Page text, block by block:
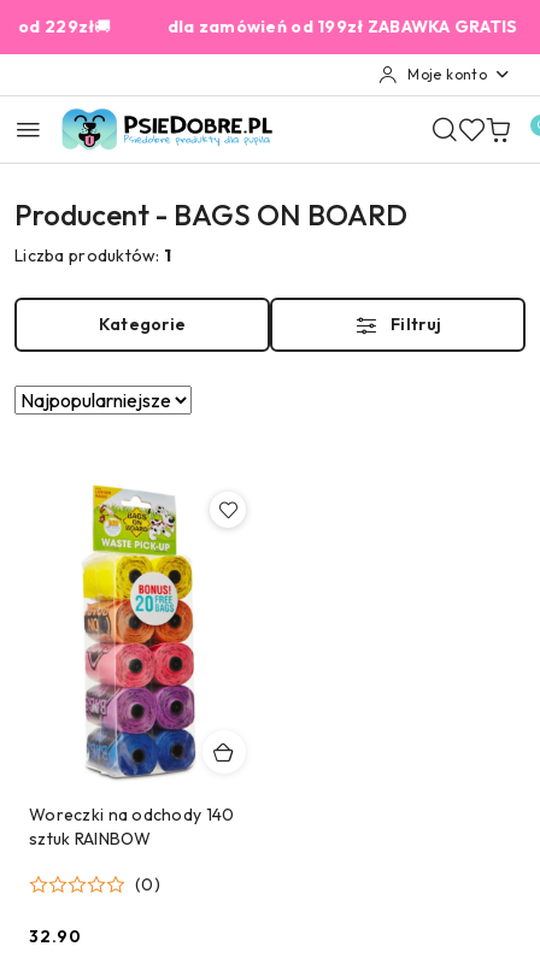
Przejdź do treści głównej
Przejdź do wyszukiwarki
Przejdź do moje konto
Przejdź do menu głównego
Przejdź do stopki
🚚 dla zamówień od 199zł ZABAWKA GRATIS 2%
Moje konto
Producent - BAGS ON BOARD
Liczba produktów: 1
Kategorie Filtruj
Zastosowano
Sortuj
Woreczki na odchody 140
sztuk RAINBOW
(0)
Cena:
32.90